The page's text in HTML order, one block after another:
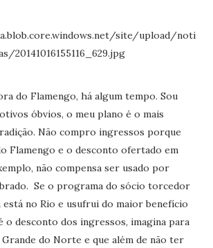
do Flamengo, há algum tempo. Sou
óbvios, o meu plano é o mais
Não compro ingressos porque
Flamengo e o desconto ofertado em
não compensa ser usado por
Se o programa do sócio torcedor
está no Rio e usufrui do maior benefício
o desconto dos ingressos, imagina para
do Norte e que além de não ter